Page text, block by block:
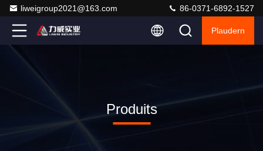
liweigroup2021@163.com 86-0371-6892-1527
Plaudern
Produits